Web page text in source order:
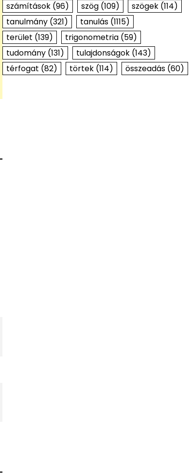
számítások(96) szög(109) szögek(114)
tanulmány(321) tanulás(1115)
terület (139) trigonometria(59)
tudomány(131) tulajdonságok(143)
térfogat (82) törtek(114) összeadás(60)